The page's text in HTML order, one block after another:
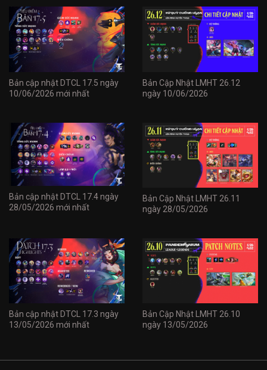
Bản cập nhật DTCL 17.5 ngày
10/06/2026 mới nhất
Bản Cập Nhật LMHT 26.12
ngày 10/06/2026
Bản cập nhật DTCL 17.4 ngày
28/05/2026 mới nhất
Bản Cập Nhật LMHT 26.11
ngày 28/05/2026
Bản cập nhật DTCL 17.3 ngày
13/05/2026 mới nhất
Bản Cập Nhật LMHT 26.10
ngày 13/05/2026